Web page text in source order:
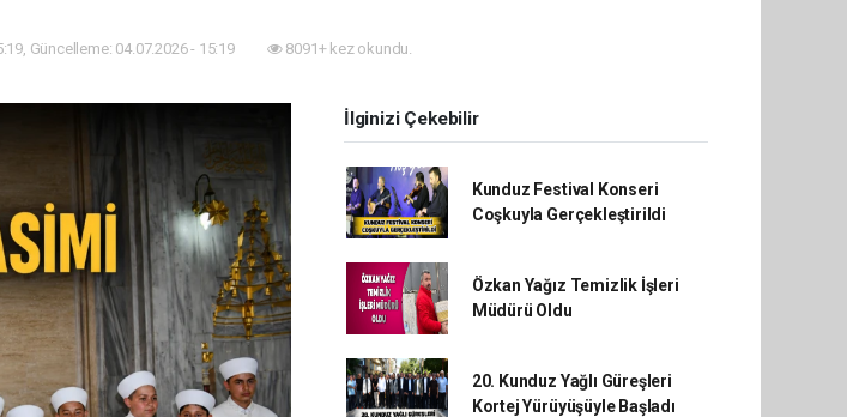
Güncelleme: 04.07.2026 - 15:19 8091+ kez okundu.
İlginizi Çekebilir
Kunduz Festival Konseri
Coşkuyla Gerçekleştirildi
Özkan Yağız Temizlik İşleri
Müdürü Oldu
20. Kunduz Yağlı Güreşleri
Kortej Yürüyüşüyle Başladı